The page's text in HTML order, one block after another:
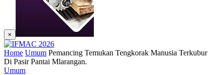
×
Home Umum Pemancing Temukan Tengkorak Manusia Terkubur
Di Pasir Pantai Mlarangan.
Umum